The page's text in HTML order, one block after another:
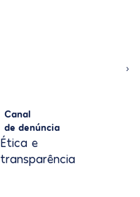
Canal
de denúncia
Ética e
transparência